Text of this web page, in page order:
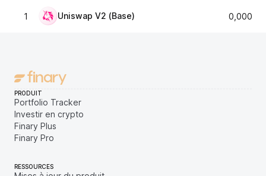
1 Uniswap V2 (Base)
PRODUIT
Portfolio Tracker
Investir en crypto
Finary Plus
Finary Pro
RESSOURCES